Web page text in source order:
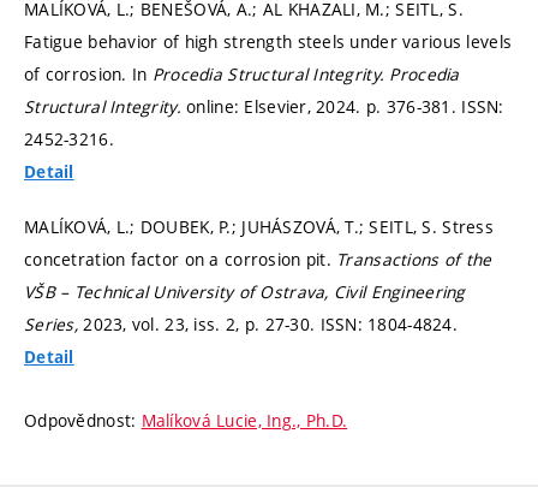
MALÍKOVÁ, L.; BENEŠOVÁ, A.; AL KHAZALI, M.; SEITL, S.
Fatigue behavior of high strength steels under various levels
of corrosion. In Procedia Structural Integrity. Procedia
Structural Integrity.online: Elsevier, 2024. p. 376-381. ISSN:
2452-3216.
Detail
MALÍKOVÁ, L.; DOUBEK, P.; JUHÁSZOVÁ, T.; SEITL, S. Stress
concetration factor on a corrosion pit. Transactions of the
VŠB – Technical University of Ostrava, Civil Engineering
Series, 2023, vol. 23, iss. 2, p. 27-30. ISSN: 1804-4824.
Detail
Odpovědnost: Malíková Lucie, Ing., Ph.D.